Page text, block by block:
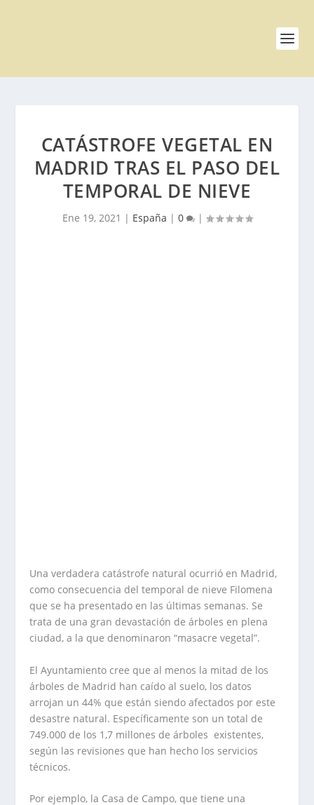
CATÁSTROFE VEGETAL EN
MADRID TRAS EL PASO DEL
TEMPORAL DE NIEVE
Ene 19, 2021 | España | 0 |
Una verdadera catástrofe natural ocurrió en Madrid,
como consecuencia del temporal de nieve Filomena
que se ha presentado en las últimas semanas. Se
trata de una gran devastación de árboles en plena
ciudad, a la que denominaron “masacre vegetal”.
El Ayuntamiento cree que al menos la mitad de los
árboles de Madrid han caído al suelo, los datos
arrojan un 44% que están siendo afectados por este
desastre natural. Específicamente son un total de
749.000 de los 1,7 millones de árboles existentes,
según las revisiones que han hecho los servicios
técnicos.
Por ejemplo, la Casa de Campo, que tiene una